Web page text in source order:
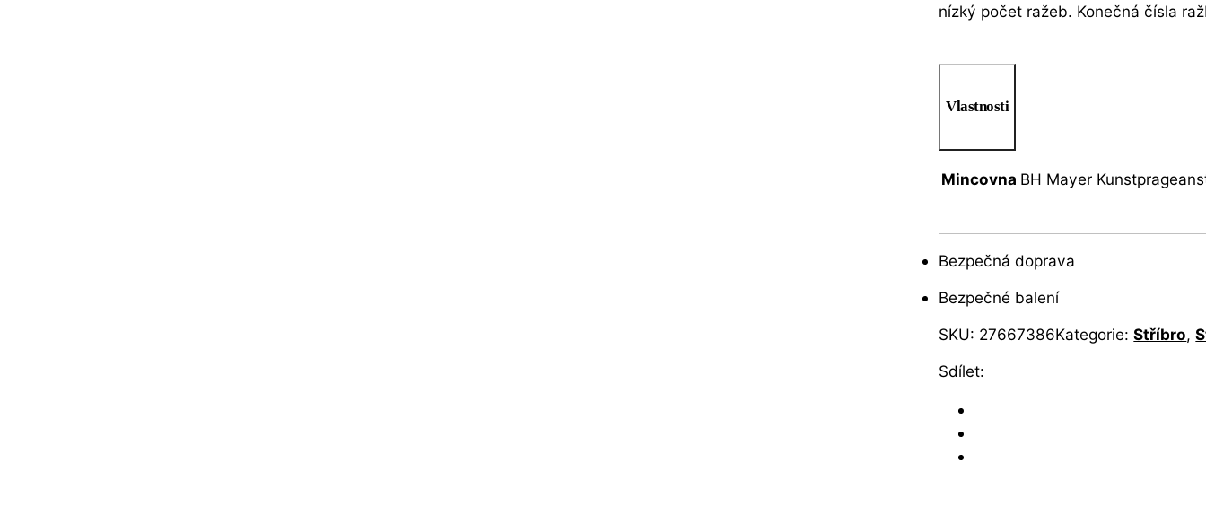
nízký počet ražeb. Konečná čísla
Vlastnosti
Mincovna BH Mayer
Bezpečná doprava
Bezpečné balení
SKU: 27667386Kategorie:Stříbro,
Sdílet: